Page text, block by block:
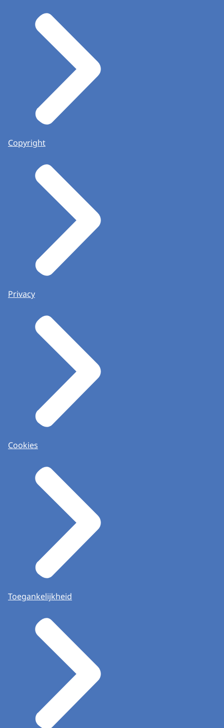
Copyright
Privacy
Cookies
Toegankelijkheid